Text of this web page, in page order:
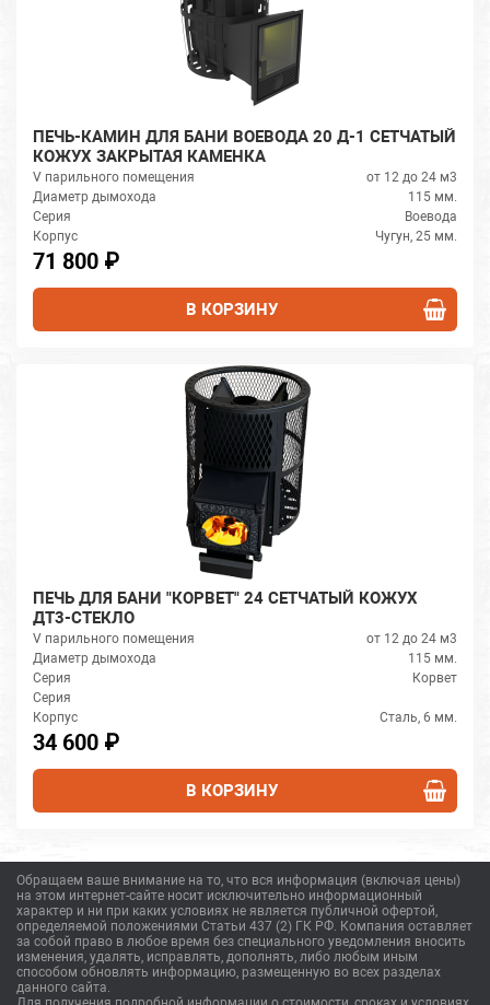
ПЕЧЬ-КАМИН ДЛЯ БАНИ ВОЕВОДА 20 Д-1 СЕТЧАТЫЙ
КОЖУХ ЗАКРЫТАЯ КАМЕНКА
V парильного помещения
от 12 до 24 м3
Диаметр дымохода
115 мм.
Серия
Воевода
Корпус
Чугун, 25 мм.
71 800 ₽
В КОРЗИНУ
ПЕЧЬ ДЛЯ БАНИ "КОРВЕТ" 24 СЕТЧАТЫЙ КОЖУХ
ДТ3-СТЕКЛО
V парильного помещения
от 12 до 24 м3
Диаметр дымохода
115 мм.
Серия
Корвет
Серия
Корпус
Сталь, 6 мм.
34 600 ₽
В КОРЗИНУ
Обращаем ваше внимание на то, что вся информация (включая цены)
на этом интернет-сайте носит исключительно информационный
характер и ни при каких условиях не является публичной офертой,
определяемой положениями Статьи 437 (2) ГК РФ. Компания оставляет
за собой право в любое время без специального уведомления вносить
изменения, удалять, исправлять, дополнять, либо любым иным
способом обновлять информацию, размещенную во всех разделах
данного сайта.